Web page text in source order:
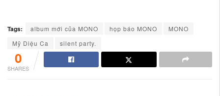
Tags: album mới của MONO họp báo MONO
MONO
Mỹ Diệu Ca
silent party.
0
SHARES